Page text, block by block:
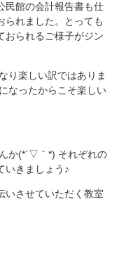
民館の会計報告書も仕
られました。とっても
おられるご様子がジン
り楽しい訳ではありま
なったからこそ楽しい
か(*´▽｀*) それぞれの
いきましょう♪
いさせていただく教室